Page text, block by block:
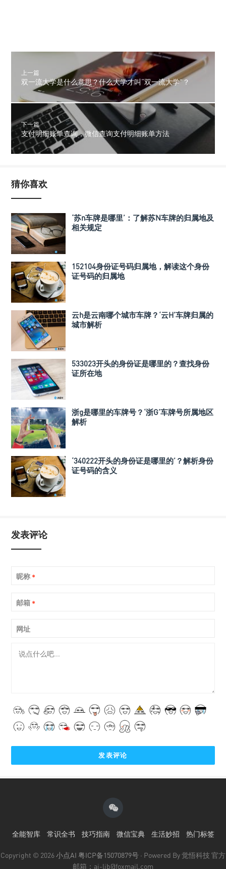
上一篇
双一流大学是什么意思？什么大学才叫“双一流大学”？
下一篇
支付明细账单查询，微信查询支付明细账单方法
猜你喜欢
‘苏n车牌是哪里’：了解苏N车牌的归属地及
相关规定
152104身份证号码归属地，解读这个身份
证号码的归属地
云h是云南哪个城市车牌？‘云H’车牌归属的
城市解析
533023开头的身份证是哪里的？查找身份
证所在地
浙g是哪里的车牌号？‘浙G’车牌号所属地区
解析
‘340222开头的身份证是哪里的’？解析身份
证号码的含义
发表评论
昵称 *
邮箱 *
网址
全能智库 常识全书 技巧指南 微信宝典 生活妙招 热门标签
Copyright © 2026小点AI 粤ICP备15070879号 · Powered By 觉悟科技 官方
邮箱：ai-lib@foxmail.com